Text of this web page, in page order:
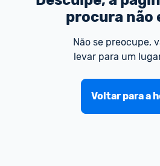
procura não
Não se preocupe,
levar para um
Voltar para a